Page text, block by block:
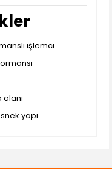
işlemci
alanı
yapı